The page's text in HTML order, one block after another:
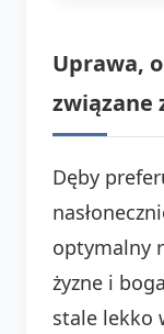
Uprawa,
związane
Dęby
optymalny
żyzne i
stale lekko